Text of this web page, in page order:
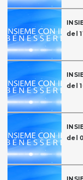
del
del
del